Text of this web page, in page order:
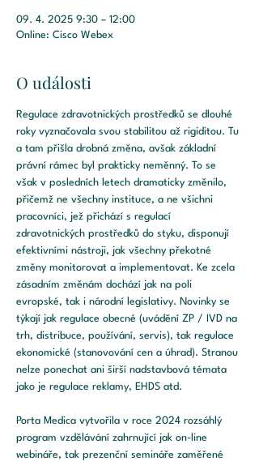
09. 4. 2025 9:30 – 12:00
Online: Cisco Webex
O události
Regulace zdravotnických prostředků se dlouhé
roky vyznačovala svou stabilitou až rigiditou. Tu
a tam přišla drobná změna, avšak základní
právní rámec byl prakticky neměnný. To se
však v posledních letech dramaticky změnilo,
přičemž ne všechny instituce, a ne všichni
pracovníci, jež přichází s regulací
zdravotnických prostředků do styku, disponují
efektivními nástroji, jak všechny překotné
změny monitorovat a implementovat. Ke zcela
zásadním změnám dochází jak na poli
evropské, tak i národní legislativy. Novinky se
týkají jak regulace obecné (uvádění ZP / IVD na
trh, distribuce, používání, servis), tak regulace
ekonomické (stanovování cen a úhrad). Stranou
nelze ponechat ani širší nadstavbová témata
jako je regulace reklamy, EHDS atd.
Porta Medica vytvořila v roce 2024 rozsáhlý
program vzdělávání zahrnující jak on-line
webináře, tak prezenční semináře zaměřené